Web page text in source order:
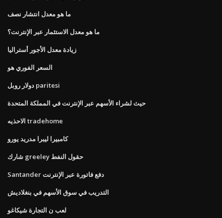
ما هو معدل انتشار نصف
ما هو معدل الاستثمار عبر الإنترنت؟
زيادة معدل الأجور أستراليا
السعر الفوري هو
دولار روبل paritesi
حيث لشراء الأسهم عبر الإنترنت في المملكة المتحدة
الاحذيه tradehome
كامبيرا ليبرا مدريد يورو
شارك greeley حقول النفط
Santander دفع فاتورة عبر الإنترنت
التدريب في سوق الأسهم في بنغلاديش
لعب ن التجارة شيكاغو